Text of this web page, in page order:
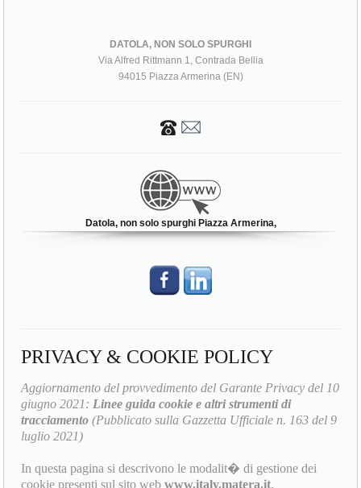
DATOLA, NON SOLO SPURGHI
Via Alfred Rittmann 1, Contrada Bellia
94015 Piazza Armerina (EN)
Datola, non solo spurghi Piazza Armerina,
PRIVACY & COOKIE POLICY
Aggiornamento del provvedimento del Garante Privacy del 10
giugno 2021: Linee guida cookie e altri strumenti di
tracciamento (Pubblicato sulla Gazzetta Ufficiale n. 163 del 9
luglio 2021)
In questa pagina si descrivono le modalit� di gestione dei
cookie presenti sul sito webwww.italy.matera.it.